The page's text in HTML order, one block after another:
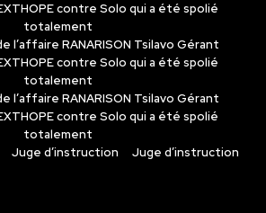
contre Solo qui a été spolié
totalement
l’affaire RANARISON Tsilavo Gérant
contre Solo qui a été spolié
totalement
l’affaire RANARISON Tsilavo Gérant
contre Solo qui a été spolié
totalement
Juge d’instruction Juge d’instruction